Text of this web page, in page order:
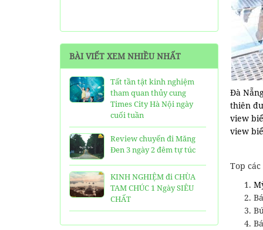
BÀI VIẾT XEM NHIỀU NHẤT
Tất tần tật kinh nghiệm
tham quan thủy cung
Times City Hà Nội ngày
cuối tuần
Review chuyến đi Măng
Đen 3 ngày 2 đêm tự túc
KINH NGHIỆM đi CHÙA
TAM CHÚC 1 Ngày SIÊU
CHẤT
25 Ngôi Chùa ở Sài Gòn
Đà
thiên
view
view
Top